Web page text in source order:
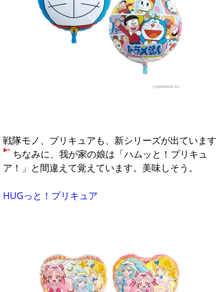
戦隊モノ、プリキュアも、新シリーズが出ています
ちなみに、我が家の娘は「ハムッと！プリキュ
ア！」と間違えて覚えています。美味しそう。
HUGっと！プリキュア